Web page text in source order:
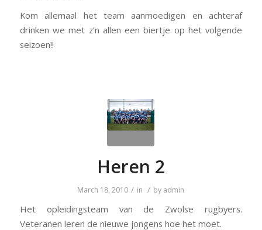
Kom allemaal het team aanmoedigen en achteraf
drinken we met z’n allen een biertje op het volgende
seizoen!!
Heren 2
March 18, 2010 / in / by admin
Het opleidingsteam van de Zwolse rugbyers.
Veteranen leren de nieuwe jongens hoe het moet.